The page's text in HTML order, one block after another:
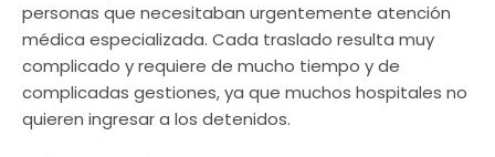
personas que necesitaban urgentemente atención
médica especializada. Cada traslado resulta muy
complicado y requiere de mucho tiempo y de
complicadas gestiones, ya que muchos hospitales no
quieren ingresar a los detenidos.